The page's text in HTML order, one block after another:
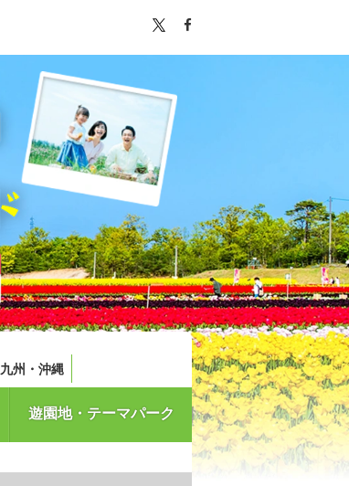
九州・沖縄
遊園地・テーマパーク